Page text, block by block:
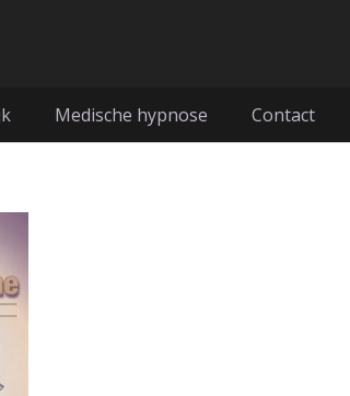
Medische hypnose Contact